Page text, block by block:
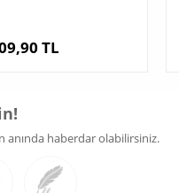
TL
anında haberdar olabilirsiniz.